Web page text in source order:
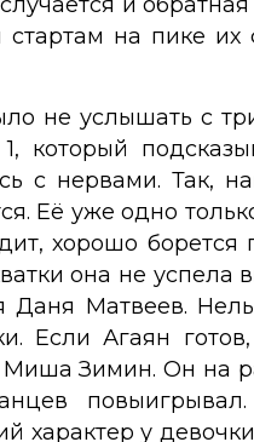
на пике их
не услышать с
с нервами. Так,
Её уже одно
хорошо борется
она не успела
Даня Матвеев.
Если Агаян
Зимин. Он на
характер у